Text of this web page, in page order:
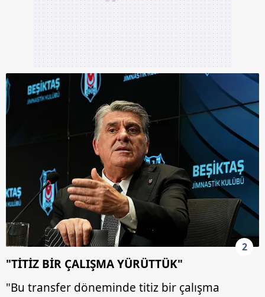
2
"TİTİZ BİR ÇALIŞMA YÜRÜTTÜK"
"Bu transfer döneminde titiz bir çalışma